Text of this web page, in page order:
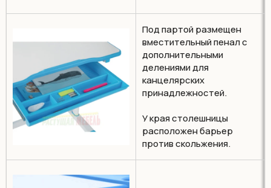
Под партой размещен
вместительный пенал с
дополнительными
делениями для
канцелярских
принадлежностей.
У края столешницы
расположен барьер
против скольжения.